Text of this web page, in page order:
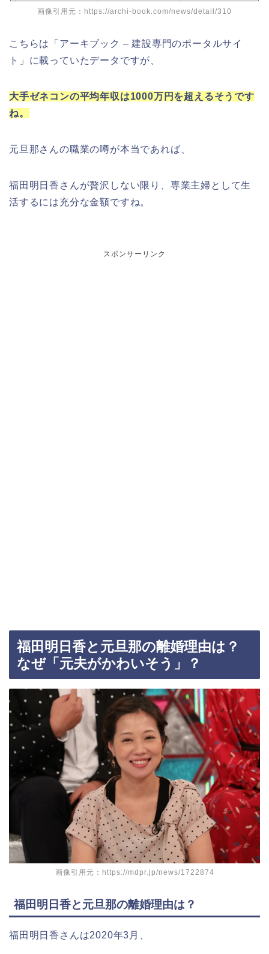
画像引用元：https://archi-book.com/news/detail/310
こちらは「アーキブック – 建設専門のポータルサイ
ト」に載っていたデータですが、
大手ゼネコンの平均年収は1000万円を超えるそうです
ね。
元旦那さんの職業の噂が本当であれば、
福田明日香さんが贅沢しない限り、専業主婦として生
活するには充分な金額ですね。
スポンサーリンク
福田明日香と元旦那の離婚理由は？
なぜ「元夫がかわいそう」？
画像引用元：https://mdpr.jp/news/1722874
福田明日香と元旦那の離婚理由は？
福田明日香さんは2020年3月、